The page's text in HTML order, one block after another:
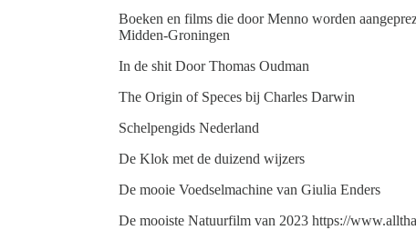
Boeken en films die door Menno worden
Midden-Groningen⁠⁠⁠⁠⁠⁠⁠⁠⁠⁠⁠⁠⁠⁠⁠⁠⁠ ⁠⁠⁠⁠⁠⁠⁠⁠⁠⁠⁠⁠⁠⁠⁠⁠⁠⁠
In de shit⁠⁠⁠⁠⁠⁠⁠⁠⁠⁠⁠⁠⁠⁠⁠⁠⁠⁠ Door Thomas Oudman ⁠⁠⁠⁠⁠⁠⁠⁠⁠⁠⁠⁠⁠⁠⁠⁠⁠⁠
The Origin of Speces bij Charles Darwin⁠⁠⁠⁠⁠⁠⁠⁠⁠⁠⁠⁠⁠⁠⁠⁠⁠⁠ ⁠⁠⁠⁠⁠⁠⁠⁠⁠⁠⁠⁠⁠⁠⁠⁠⁠⁠
Schelpengids Nederland⁠⁠⁠⁠⁠⁠⁠⁠⁠⁠⁠⁠⁠⁠⁠⁠⁠ ⁠⁠⁠⁠⁠⁠⁠⁠⁠⁠⁠⁠⁠⁠⁠⁠⁠⁠
De Klok met de duizend wijzers⁠⁠⁠⁠⁠⁠⁠⁠⁠⁠⁠⁠⁠⁠⁠⁠⁠ ⁠⁠⁠⁠⁠⁠⁠⁠⁠⁠⁠⁠⁠⁠⁠
De mooie Voedselmachine van Giulia Enders⁠⁠⁠⁠⁠⁠⁠⁠⁠⁠⁠⁠⁠⁠ ⁠⁠⁠⁠
De mooiste Natuurfilm van 2023 https://